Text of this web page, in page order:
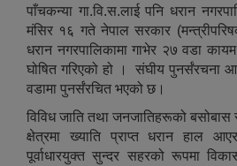
पाँचकन्या गा.वि.स.लाई पनि धरान
मंसिर १६ गते नेपाल सरकार
धरान नगरपालिकामा गाभेर २७ वडा
घोषित गरिएको हो । संघीय पुनर्संरचना
वडामा पुनर्संरचित भएको छ।
विविध जाति तथा जनजातिहरूको
क्षेत्रमा ख्याति प्राप्त धरान हाल
पूर्वाधारयुक्त सुन्दर सहरको रूपमा